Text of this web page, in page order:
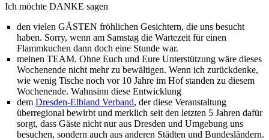
Ich möchte DANKE sagen
den vielen GÄSTEN fröhlichen Gesichtern, die uns besucht
haben. Sorry, wenn am Samstag die Wartezeit für einen
Flammkuchen dann doch eine Stunde war.
meinen TEAM. Ohne Euch und Eure Unterstützung wäre dieses
Wochenende nicht mehr zu bewältigen. Wenn ich zurückdenke,
wie wenig Tische noch vor 10 Jahre im Hof standen zu diesem
Wochenende. Wahnsinn diese Entwicklung
dem Dresden-Elbland Verband, der diese Veranstaltung
überregional bewirbt und merklich seit den letzten 5 Jahren dafür
sorgt, dass Gäste nicht nur aus Dresden und Umgebung uns
besuchen, sondern auch aus anderen Städten und Bundesländern.